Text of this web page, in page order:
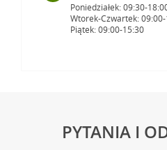
Poniedziałek: 09:30-
Wtorek-Czwartek:
Piątek: 09:00-15:30
PYTANIA I